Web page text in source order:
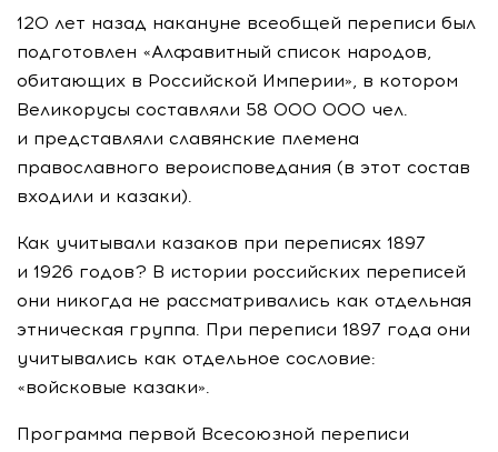
120 лет назад накануне всеобщей переписи был
подготовлен «Алфавитный список народов,
обитающих в Российской Империи», в котором
Великорусы составляли 58 000 000 чел.
и представляли славянские племена
православного вероисповедания (в этот состав
входили и казаки).
Как учитывали казаков при переписях 1897
и 1926 годов? В истории российских переписей
они никогда не рассматривались как отдельная
этническая группа. При переписи 1897 года они
учитывались как отдельное сословие:
«войсковые казаки».
Программа первой Всесоюзной переписи